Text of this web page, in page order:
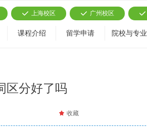
课程介绍 留学申请 院校与专业
끳 广州校区
끳 上海校区 끳
区分好了吗
끄 收藏